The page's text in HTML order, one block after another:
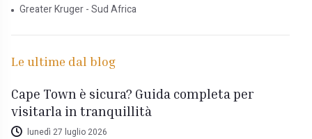
Greater Kruger - Sud Africa
Le ultime dal blog
Cape Town è sicura? Guida completa per
visitarla in tranquillità
lunedì 27 luglio 2026